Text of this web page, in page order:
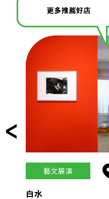
藝文展演
白水